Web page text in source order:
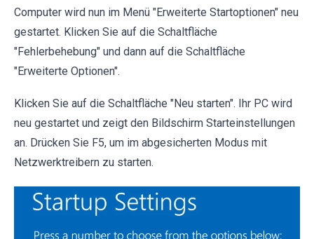
Computer wird nun im Menü "Erweiterte Startoptionen" neu
gestartet. Klicken Sie auf die Schaltfläche
"Fehlerbehebung" und dann auf die Schaltfläche
"Erweiterte Optionen".
Klicken Sie auf die Schaltfläche "Neu starten". Ihr PC wird
neu gestartet und zeigt den Bildschirm Starteinstellungen
an. Drücken Sie F5, um im abgesicherten Modus mit
Netzwerktreibern zu starten.